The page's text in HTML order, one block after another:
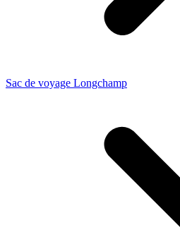
Sac de voyage Longchamp